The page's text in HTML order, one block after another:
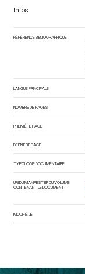
Infos
RÉFÉRENCE BIBLIOGRAPHIQUE
LANGUE PRINCIPALE
NOMBRE DE PAGES
PREMIÈRE PAGE
DERNIÈRE PAGE
TYPOLOGIE DOCUMENTAIRE
URI DU MANIFEST IIIF DU VOLUME
CONTENANT LE DOCUMENT
MODIFIÉ LE